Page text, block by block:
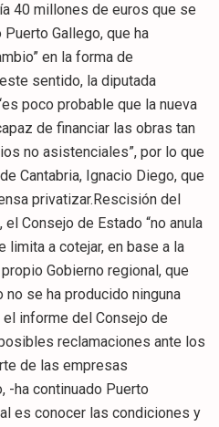
40 millones de euros que se
Gallego, que ha
en la forma de
sentido, la diputada
poco probable que la nueva
de financiar las obras tan
no asistenciales”, por lo que
Cantabria, Ignacio Diego, que
privatizar.Rescisión del
Consejo de Estado “no anula
limita a cotejar, en base a la
Gobierno regional, que
se ha producido ninguna
informe del Consejo de
reclamaciones ante los
de las empresas
-ha continuado Puerto
es conocer las condiciones y